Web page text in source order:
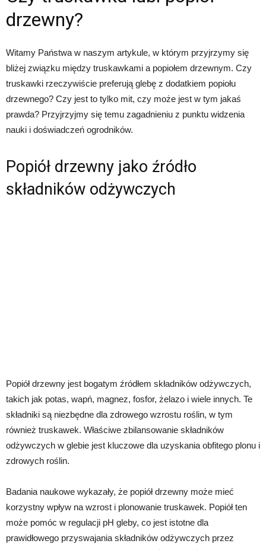
drzewny?
Witamy Państwa w naszym artykule, w którym przyjrzymy się
bliżej związku między truskawkami a popiołem drzewnym. Czy
truskawki rzeczywiście preferują glebę z dodatkiem popiołu
drzewnego? Czy jest to tylko mit, czy może jest w tym jakaś
prawda? Przyjrzyjmy się temu zagadnieniu z punktu widzenia
nauki i doświadczeń ogrodników.
Popiół drzewny jako źródło
składników odżywczych
Popiół drzewny jest bogatym źródłem składników odżywczych,
takich jak potas, wapń, magnez, fosfor, żelazo i wiele innych. Te
składniki są niezbędne dla zdrowego wzrostu roślin, w tym
również truskawek. Właściwe zbilansowanie składników
odżywczych w glebie jest kluczowe dla uzyskania obfitego plonu i
zdrowych roślin.
Badania naukowe wykazały, że popiół drzewny może mieć
korzystny wpływ na wzrost i plonowanie truskawek. Popiół ten
może pomóc w regulacji pH gleby, co jest istotne dla
prawidłowego przyswajania składników odżywczych przez